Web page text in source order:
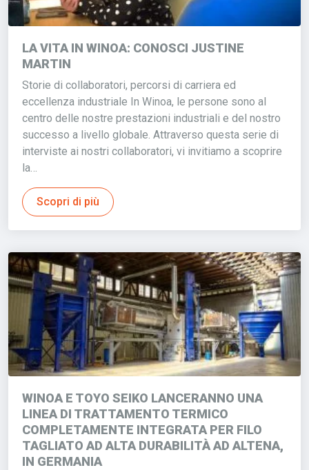
LA VITA IN WINOA: CONOSCI JUSTINE
MARTIN
Storie di collaboratori, percorsi di carriera ed
eccellenza industriale In Winoa, le persone sono al
centro delle nostre prestazioni industriali e del nostro
successo a livello globale. Attraverso questa serie di
interviste ai nostri collaboratori, vi invitiamo a scoprire
la…
Scopri di più
WINOA E TOYO SEIKO LANCERANNO UNA
LINEA DI TRATTAMENTO TERMICO
COMPLETAMENTE INTEGRATA PER FILO
TAGLIATO AD ALTA DURABILITÀ AD ALTENA,
IN GERMANIA